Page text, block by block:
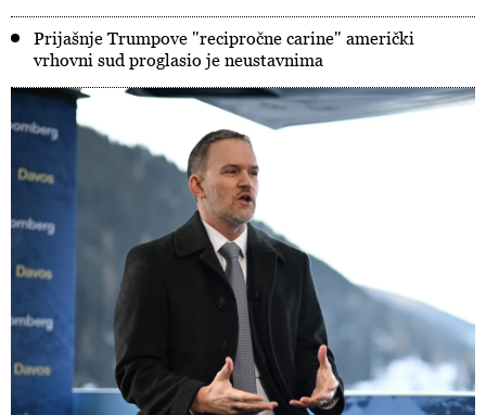
Prijašnje Trumpove "recipročne carine" američki
vrhovni sud proglasio je neustavnima